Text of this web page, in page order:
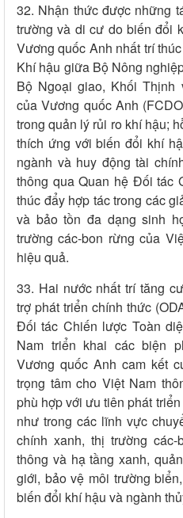
32. Nhận thức được những
trường và di cư do biến đổi
Vương quốc Anh nhất trí
Khí hậu giữa Bộ Nông
Bộ Ngoại giao, Khối Thịnh
của Vương quốc Anh
trong quản lý rủi ro khí hậu;
thích ứng với biến đổi khí
ngành và huy động tài
thông qua Quan hệ Đối tác
thúc đẩy hợp tác trong các
và bảo tồn đa dạng sinh
trường các-bon rừng của
hiệu quả.
33. Hai nước nhất trí tăng
trợ phát triển chính thức
Đối tác Chiến lược Toàn
Nam triển khai các biện
Vương quốc Anh cam kết
trọng tâm cho Việt Nam
phù hợp với ưu tiên phát
như trong các lĩnh vực
chính xanh, thị trường
thông và hạ tầng xanh,
giới, bảo vệ môi trường
biến đổi khí hậu và ngành